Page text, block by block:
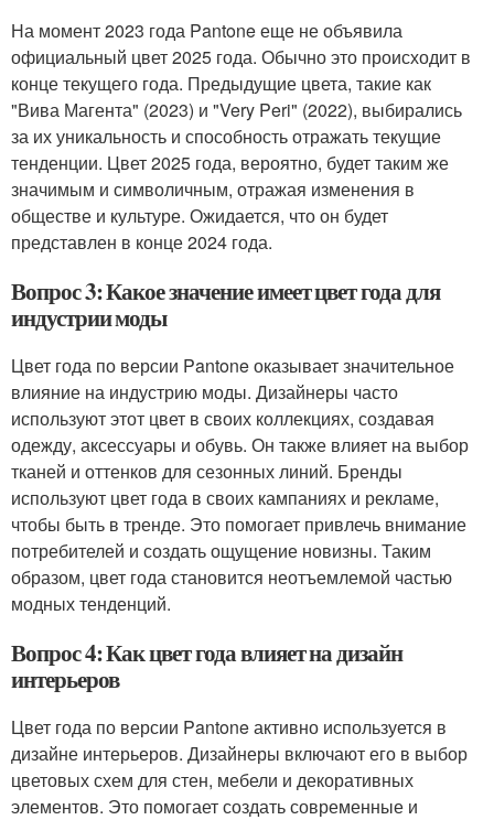
На момент 2023 года Pantone еще не объявила
официальный цвет 2025 года. Обычно это происходит в
конце текущего года. Предыдущие цвета, такие как
"Вива Магента" (2023) и "Very Peri" (2022), выбирались
за их уникальность и способность отражать текущие
тенденции. Цвет 2025 года, вероятно, будет таким же
значимым и символичным, отражая изменения в
обществе и культуре. Ожидается, что он будет
представлен в конце 2024 года.
Вопрос 3: Какое значение имеет цвет года для
индустрии моды
Цвет года по версии Pantone оказывает значительное
влияние на индустрию моды. Дизайнеры часто
используют этот цвет в своих коллекциях, создавая
одежду, аксессуары и обувь. Он также влияет на выбор
тканей и оттенков для сезонных линий. Бренды
используют цвет года в своих кампаниях и рекламе,
чтобы быть в тренде. Это помогает привлечь внимание
потребителей и создать ощущение новизны. Таким
образом, цвет года становится неотъемлемой частью
модных тенденций.
Вопрос 4: Как цвет года влияет на дизайн
интерьеров
Цвет года по версии Pantone активно используется в
дизайне интерьеров. Дизайнеры включают его в выбор
цветовых схем для стен, мебели и декоративных
элементов. Это помогает создать современные и